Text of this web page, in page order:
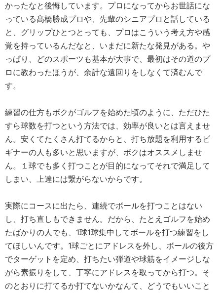
かったなと後悔しています。プロになってからお世話にな
っている髙橋勝成プロや、先輩のシニアプロと話している
と、グリップひとつとっても、プロはこういう考え方や感
覚を持っているんだなと、いまだに新たな発見がある。や
っぱり、どのスポーツも基本が大事で、最初はその道のプ
ロに教わったほうが、余計な遠回りをしなくて済むんで
す。
練習の仕方もボクがゴルフを始めた頃のように、ただひた
すら球数を打つという方法では、効率が良いとは言えませ
ん。安くてたくさん打てるからと、打ち放題を利用するビ
ギナーの人も多いと思いますが、ボクはオススメしませ
ん。１球でも多く打つことが目的になってそれで満足して
しまい、上達には繋がらないからです。
実際にコースに出たら、連続でボールを打つことはない
し、打ち直しもできません。だから、たとえゴルフを始め
たばかりの人でも、1球1球集中してボールを打つ練習をし
てほしいんです。1球ごとにアドレスを外し、ボールの後方
でターゲットを定め、打ちたい弾道や球筋をイメージしな
がら素振りをして、丁寧にアドレスを取ってから打つ。そ
のとおりに打てるか打てないかなんて、どうでもいいこと